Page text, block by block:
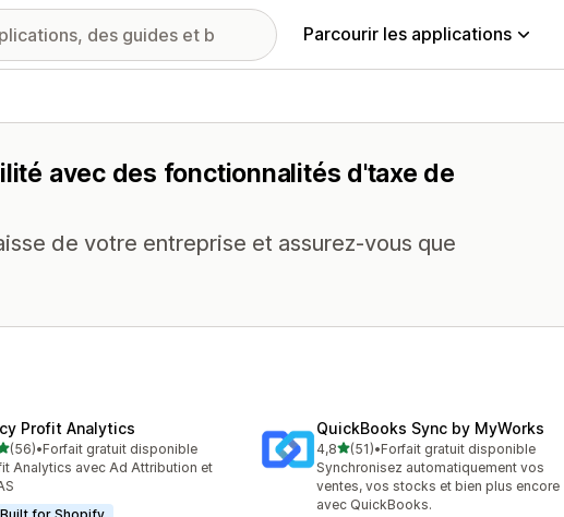
Parcourir les applications
avec des fonctionnalités d'taxe de
de votre entreprise et assurez-vous que
Profit Analytics
sur 5
(56)au total
•Forfait gratuit disponible
Analytics avec Ad Attribution et
QuickBooks Sync by MyWorks
4,8étoile(s) sur 5
(51)
51 avis au total
•Forfait gratuit disponible
Synchronisez automatiquement vos
ventes, vos stocks et bien plus encore
avec QuickBooks.